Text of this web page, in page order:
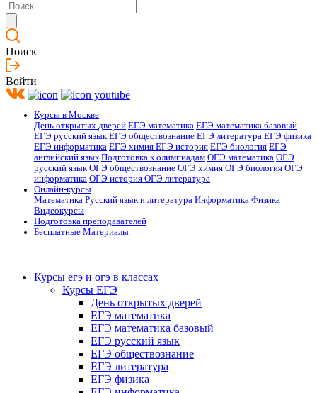
Поиск
Войти
Курсы в Москве
День открытых дверей ЕГЭ математика ЕГЭ математика базовый
ЕГЭ русский язык ЕГЭ обществознание ЕГЭ литература ЕГЭ физика
ЕГЭ информатика ЕГЭ химия ЕГЭ история ЕГЭ биология ЕГЭ
английский язык Подготовка к олимпиадам ОГЭ математика ОГЭ
русский язык ОГЭ обществознание ОГЭ химия ОГЭ биология ОГЭ
информатика ОГЭ история ОГЭ литература
Онлайн-курсы
Математика Русский язык и литература Информатика Физика
Видеокурсы
Подготовка преподавателей
Бесплатные Материалы
Курсы егэ и огэ в классах
Курсы ЕГЭ
День открытых дверей
ЕГЭ математика
ЕГЭ математика базовый
ЕГЭ русский язык
ЕГЭ обществознание
ЕГЭ литература
ЕГЭ физика